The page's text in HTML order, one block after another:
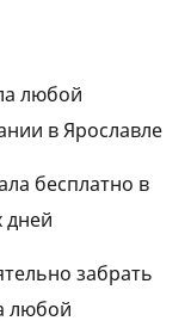
любой
в Ярославле
бесплатно в
дней
забрать
любой